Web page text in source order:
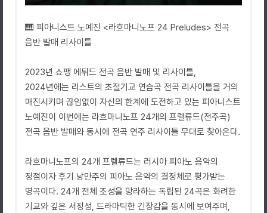
🎹 피아니스트 노예진 <라흐마니노프 24 Preludes> 전곡
음반 발매 리사이틀
2023년 쇼팽 에튀드 전곡 음반 발매 및 리사이틀,
2024년에는 리스트의 초절기교 연습곡 전곡 리사이틀을 거의
매진시키며 끊임없이 자신의 한계에 도전하고 있는 피아니스트
노예진이 이번에는 라흐마니노프 24개의 프렐류드(전주곡)
전곡 음반 발매와 동시에 전곡 연주 리사이틀 무대로 찾아온다.
라흐마니노프의 24개 프렐류드는 러시아 피아노 음악의
정점이자 후기 낭만주의 피아노 음악의 결정체로 평가받는
명곡이다. 24개 전체 조성을 망라하는 독립된 24곡은 화려한
기교와 깊은 서정성, 드라마틱한 긴장감을 동시에 보여주며,